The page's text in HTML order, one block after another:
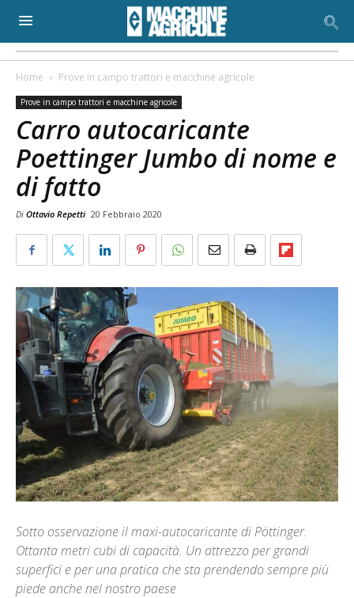
Home Prove in campo trattori e macchine agricole
Prove in campo trattori e macchine agricole
Carro autocaricante
Poettinger Jumbo di nome e
di fatto
Di Ottavio Repetti 20 Febbraio 2020
Sotto osservazione il maxi-autocaricante di Pöttinger.
Ottanta metri cubi di capacità. Un attrezzo per grandi
superfici e per una pratica che sta prendendo sempre più
piede anche nel nostro paese